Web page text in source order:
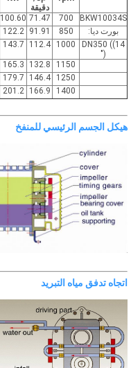
دقيقة
BKW10034S
700
71.47
100.60
بورت ديا:
850
91.91
122.2
DN350 ((14
")
1000
112.4
143.7
1150
132.8
165.3
1250
146.4
179.7
1400
166.9
201.2
هيكل الجسم الرئيسي للمنفخ
اتجاه تدفق مياه التبريد